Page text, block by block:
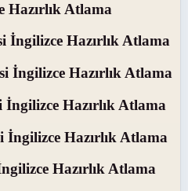
Hazırlık Atlama
İngilizce Hazırlık Atlama
İngilizce Hazırlık Atlama
Hazırlık Atlama
Hazırlık Atlama
Hazırlık Atlama